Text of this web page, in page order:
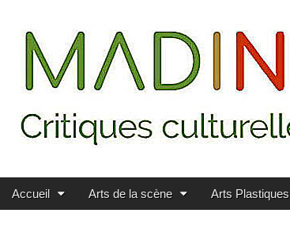
MADININ'ART
Main menu
Skip to content
Accueil Arts de la scène Arts Plastiques